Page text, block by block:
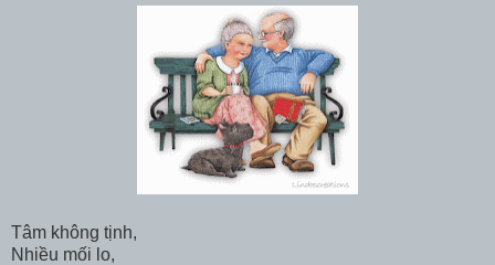
Tâm không tịnh,
Nhiều mối lo,